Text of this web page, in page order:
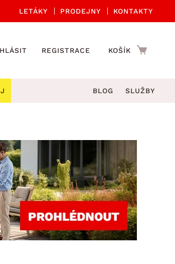
LETÁKY PRODEJNY KONTAKTY
REGISTRACE KOŠÍK
Kuchyňské příslušenství
Koupelnové doplňky
Zahradní doplňky
VÁNOCE
BLOG SLUŽBY